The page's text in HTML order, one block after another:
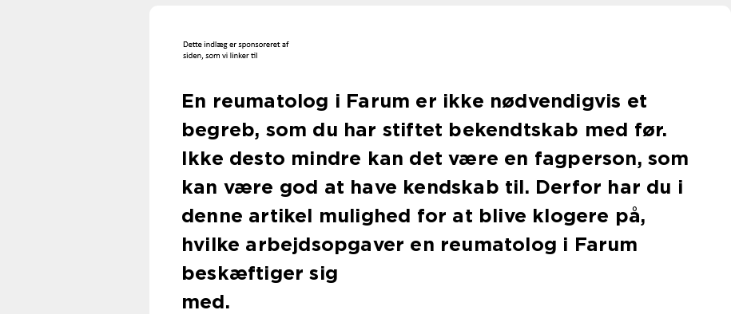
En reumatolog i Farum er ikke nødvendigvis et
begreb, som du har stiftet bekendtskab med før.
Ikke desto mindre kan det være en fagperson, som
kan være god at have kendskab til. Derfor har du i
denne artikel mulighed for at blive klogere på,
hvilke arbejdsopgaver en reumatolog i Farum
beskæftiger sig
med.